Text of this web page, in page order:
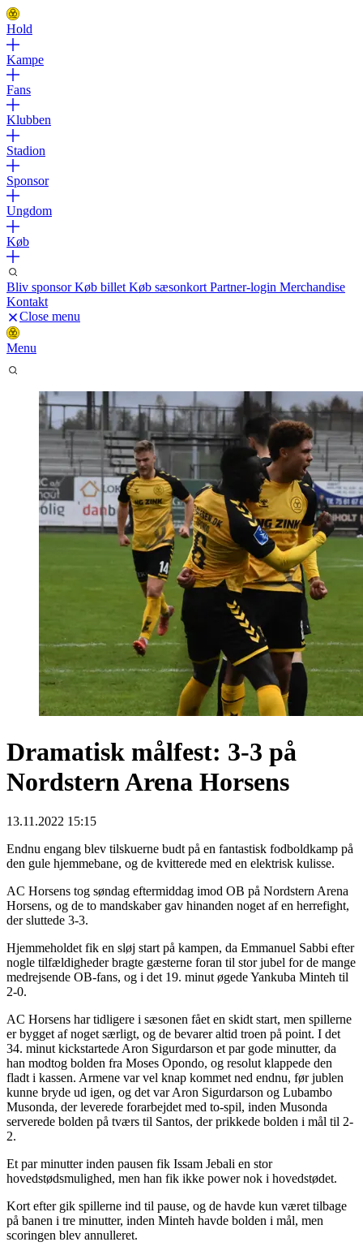
Hold
Kampe
Fans
Klubben
Stadion
Sponsor
Ungdom
Køb
Bliv sponsorKøb billet Køb sæsonkort Partner-login Merchandise
Kontakt
Close menu
Menu
Dramatisk målfest: 3-3 på
Nordstern Arena Horsens
13.11.2022 15:15
Endnu engang blev tilskuerne budt på en fantastisk fodboldkamp på
den gule hjemmebane, og de kvitterede med en elektrisk kulisse.
AC Horsens tog søndag eftermiddag imod OB på Nordstern Arena
Horsens, og de to mandskaber gav hinanden noget af en herrefight,
der sluttede 3-3.
Hjemmeholdet fik en sløj start på kampen, da Emmanuel Sabbi efter
nogle tilfældigheder bragte gæsterne foran til stor jubel for de mange
medrejsende OB-fans, og i det 19. minut øgede Yankuba Minteh til
2-0.
AC Horsens har tidligere i sæsonen fået en skidt start, men spillerne
er bygget af noget særligt, og de bevarer altid troen på point. I det
34. minut kickstartede Aron Sigurdarson et par gode minutter, da
han modtog bolden fra Moses Opondo, og resolut klappede den
fladt i kassen. Armene var vel knap kommet ned endnu, før jublen
kunne bryde ud igen, og det var Aron Sigurdarson og Lubambo
Musonda, der leverede forarbejdet med to-spil, inden Musonda
serverede bolden på tværs til Santos, der prikkede bolden i mål til 2-
2.
Et par minutter inden pausen fik Issam Jebali en stor
hovedstødsmulighed, men han fik ikke power nok i hovedstødet.
Kort efter gik spillerne ind til pause, og de havde kun været tilbage
på banen i tre minutter, inden Minteh havde bolden i mål, men
scoringen blev annulleret.